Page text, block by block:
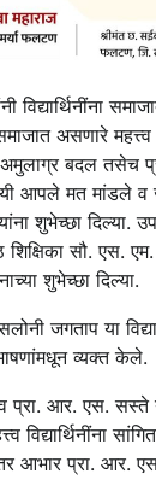
विद्यार्थिनींना
असणारे महत्त्व
बदल तसेच
आपले मत मांडले व
यांना शुभेच्छा दिल्या.
शिक्षिका सौ. एस.
शुभेच्छा दिल्या.
जगताप या
व्यक्त केले.
प्रा. आर. एस. सस्ते
विद्यार्थिनींना
आभार प्रा. आर.